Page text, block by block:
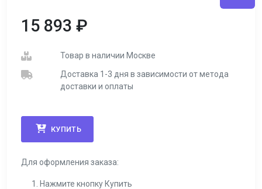
15 893 ₽
Товар в наличии Москве
Доставка 1-3 дня в зависимости от метода
доставки и оплаты
КУПИТЬ
Для оформления заказа:
Нажмите кнопку Купить